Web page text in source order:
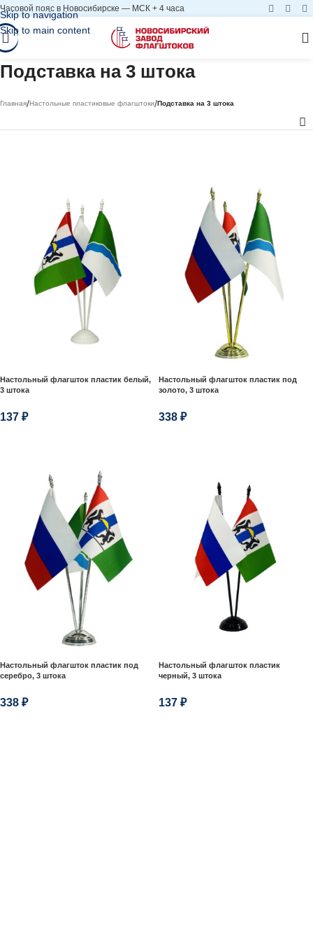
Skip to navigation
Skip to main content
Часовой пояс в Новосибирске — МСК + 4 часа
Подставка на 3 штока
Главная/Настольные пластиковые флагштоки/Подставка на 3 штока
Настольный флагшток пластик белый,
3 штока
137 ₽
Настольный флагшток пластик под
золото, 3 штока
338 ₽
Настольный флагшток пластик под
серебро, 3 штока
338 ₽
Настольный флагшток пластик
черный, 3 штока
137 ₽